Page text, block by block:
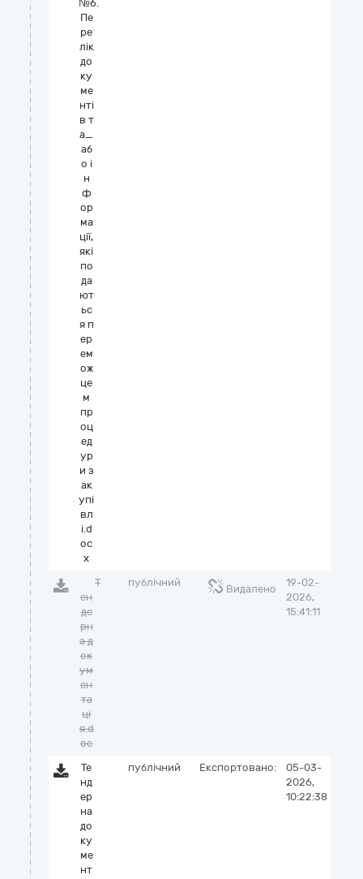
№6.
Пе
ре
лік
до
ку
ме
нті
в т
а_
аб
о і
н
ф
ор
ма
ції,
які
по
да
ют
ьс
я п
ер
ем
ож
це
м
пр
оц
ед
ур
и з
ак
упі
вл
і.d
oc
x
Т
ен
де
рн
а д
ок
ум
ен
та
ці
я.d
oc
публічний
Видалено
19-02-
2026,
15:41:11
Те
нд
ер
на
до
ку
ме
нт
публічний Експортовано:
05-03-
2026,
10:22:38